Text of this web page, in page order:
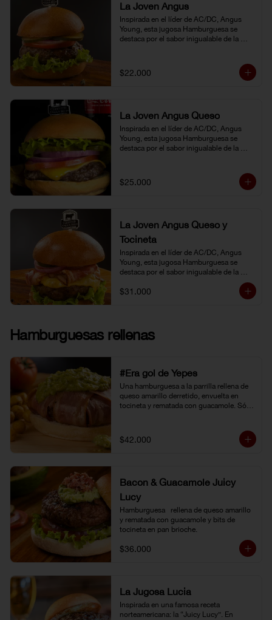
La Joven Angus
Inspirada en el líder de AC/DC, Angus
Young, esta jugosa Hamburguesa se
destaca por el sabor inigualable de la
$22.000
La Joven Angus Queso
Inspirada en el líder de AC/DC, Angus
Young, esta jugosa Hamburguesa se
destaca por el sabor inigualable de la
$25.000
La Joven Angus Queso y
Tocineta
Inspirada en el líder de AC/DC, Angus
Young, esta jugosa Hamburguesa se
destaca por el sabor inigualable de la
$31.000
Hamburguesas rellenas
#Era gol de Yepes
Una hamburguesa a la parrilla rellena de
queso amarillo derretido, envuelta en
tocineta y rematada con guacamole. Sólo
porque definitivamente…
#EraGolDeYepes!
$42.000
Bacon & Guacamole Juicy
Lucy
Hamburguesa   rellena de queso amarillo
y rematada con guacamole y bits de
tocineta en pan brioche.
$36.000
La Jugosa Lucia
Inspirada en una famosa receta
norteamericana: la “Juicy Lucy”. En